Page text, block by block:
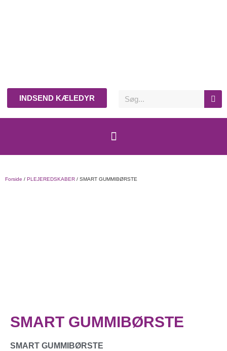
INDSEND KÆLEDYR
Forside / PLEJEREDSKABER / SMART GUMMIBØRSTE
SMART GUMMIBØRSTE
SMART GUMMIBØRSTE